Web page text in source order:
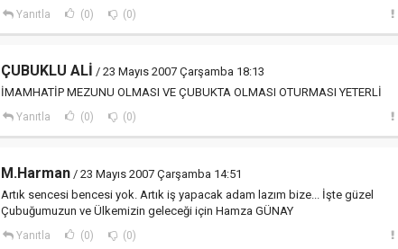
Yanıtla (0) (0)
ÇUBUKLU ALİ / 23 Mayıs 2007 Çarşamba 18:13
İMAMHATİP MEZUNU OLMASI VE ÇUBUKTA OLMASI OTURMASI YETERLİ
Yanıtla (0) (0)
M.Harman / 23 Mayıs 2007 Çarşamba 14:51
Artık sencesi bencesi yok. Artık iş yapacak adam lazım bize... İşte güzel
Çubuğumuzun ve Ülkemizin geleceği için Hamza GÜNAY
Yanıtla (0) (0)